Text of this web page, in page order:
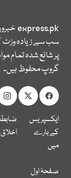
express.pk
سب سے زیادہ وزٹ
پر شائع شدہ تمام
گروپ محفوظ ہیں۔
ایکسپریس
کے بارے
میں
اخلاق
صفحۂ اول